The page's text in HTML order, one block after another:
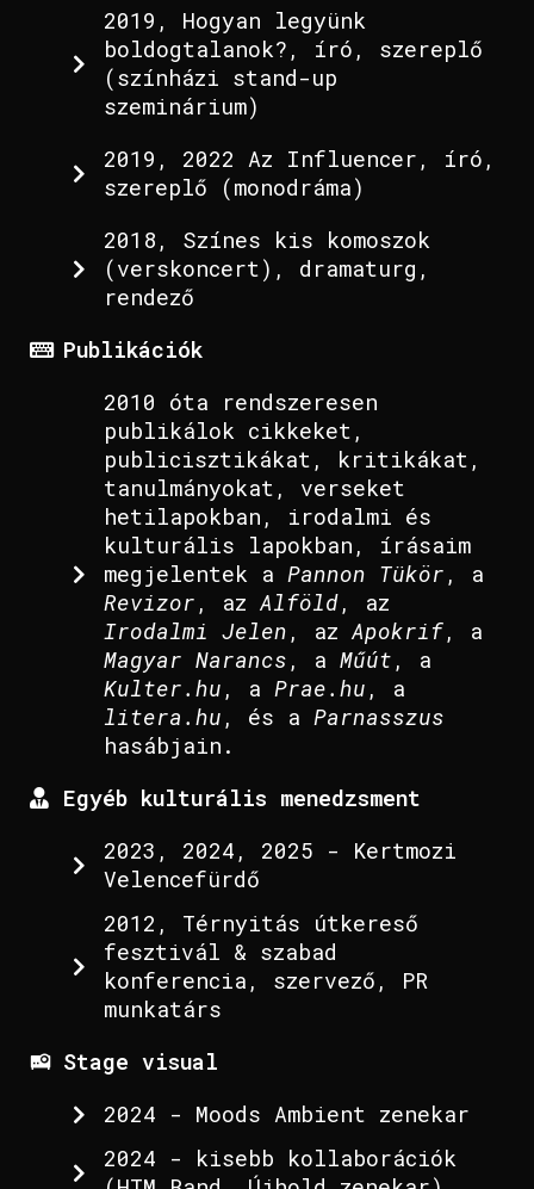
2019, Hogyan legyünk
boldogtalanok?, író, szereplő
(színházi stand-up
szeminárium)
2019, 2022 Az Influencer, író,
szereplő (monodráma)
2018, Színes kis komoszok
(verskoncert), dramaturg,
rendező
Publikációk
2010 óta rendszeresen
publikálok cikkeket,
publicisztikákat, kritikákat,
tanulmányokat, verseket
hetilapokban, irodalmi és
kulturális lapokban, írásaim
megjelentek aPannon Tükör , a
Revizor , azAlföld, az
Irodalmi Jelen , azApokrif, a
Magyar Narancs , aMűút , a
Kulter.hu , aPrae.hu , a
litera.hu , és aParnasszus
hasábjain.
Egyéb kulturális menedzsment
2023, 2024, 2025 - Kertmozi
Velencefürdő
2012, Térnyitás útkereső
fesztivál & szabad
konferencia, szervező, PR
munkatárs
Stage visual
2024 - Moods Ambient zenekar
2024 - kisebb kollaborációk